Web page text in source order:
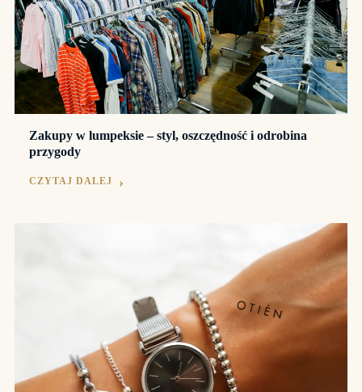
Zakupy w lumpeksie – styl, oszczędność i odrobina
przygody
CZYTAJ DALEJ